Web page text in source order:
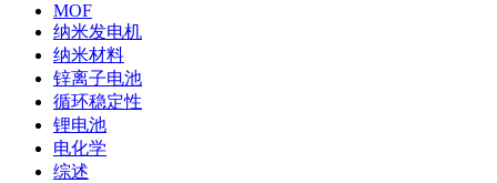
MOF
纳米发电机
纳米材料
锌离子电池
循环稳定性
锂电池
电化学
综述